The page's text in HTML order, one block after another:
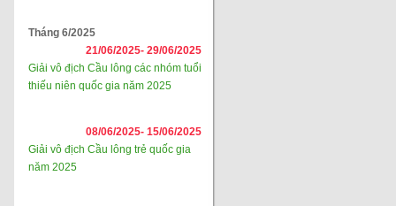
Tháng 6/2025
21/06/2025- 29/06/2025
Giải vô địch Cầu lông các nhóm tuổi
thiếu niên quốc gia năm 2025
08/06/2025- 15/06/2025
Giải vô địch Cầu lông trẻ quốc gia
năm 2025